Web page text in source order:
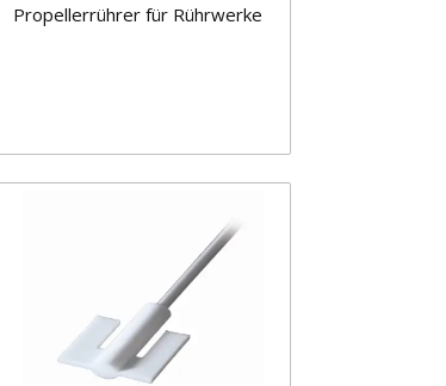
Propellerrührer für Rührwerke